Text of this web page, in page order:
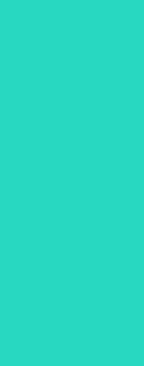
хайлайтер-стик BABY
дуохромный карандаш
продукты, а также
Линейка сывороток для
Российский бренд
руководством
самые удачные
продуктах. 1. Первая